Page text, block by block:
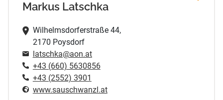
Markus Latschka
Wilhelmsdorferstraße 44,
2170 Poysdorf
latschka@aon.at
+43 (660) 5630856
+43 (2552) 3901
www.sauschwanzl.at